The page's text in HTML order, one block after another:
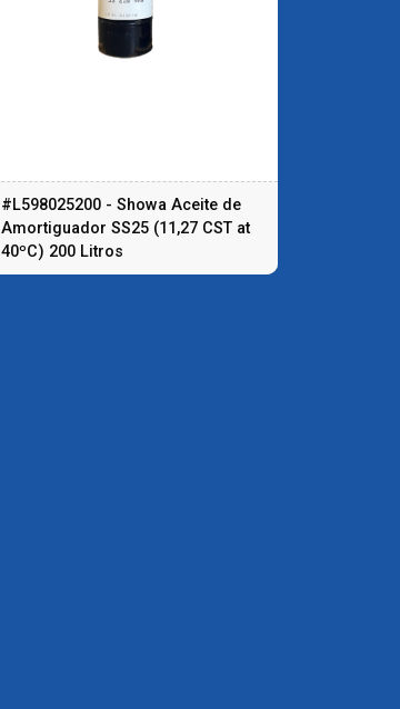
#L598025200 - Showa Aceite de
Amortiguador SS25 (11,27 CST at
40ºC) 200 Litros